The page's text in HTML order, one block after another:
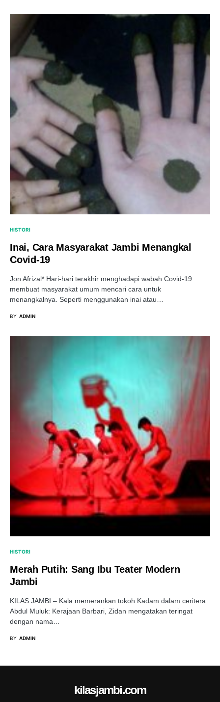
HISTORI
Inai, Cara Masyarakat Jambi Menangkal
Covid-19
Jon Afrizal* Hari-hari terakhir menghadapi wabah Covid-19
membuat masyarakat umum mencari cara untuk
menangkalnya. Seperti menggunakan inai atau…
BY ADMIN
HISTORI
Merah Putih: Sang Ibu Teater Modern
Jambi
KILAS JAMBI – Kala memerankan tokoh Kadam dalam ceritera
Abdul Muluk: Kerajaan Barbari, Zidan mengatakan teringat
dengan nama…
BY ADMIN
kilasjambi.com